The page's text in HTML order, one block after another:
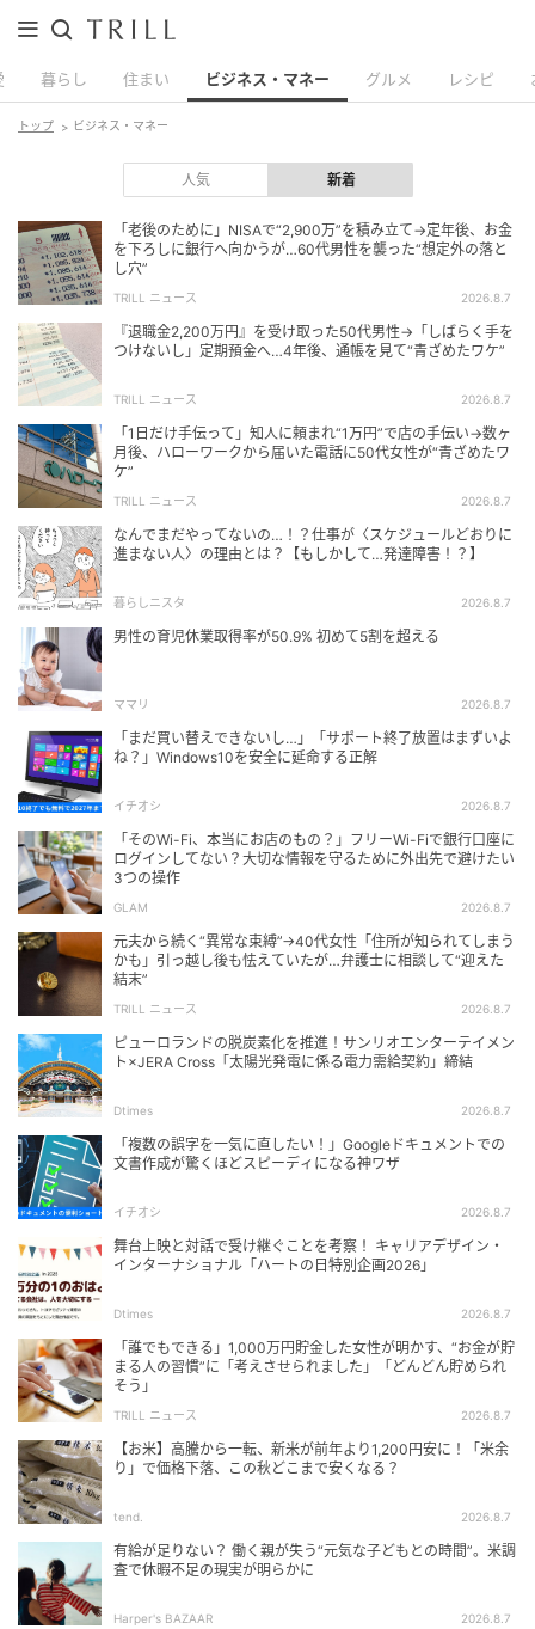
暮らし 住まい ビジネス・マネー グルメ レシピ
トップ ビジネス・マネー
人気 新着
「老後のために」NISAで“2,900万”を積み立て→定年後、お金
を下ろしに銀行へ向かうが…60代男性を襲った“想定外の落と
し穴”
TRILL ニュース 2026.8.7
『退職金2,200万円』を受け取った50代男性→「しばらく手を
つけないし」定期預金へ…4年後、通帳を見て“青ざめたワケ”
TRILL ニュース 2026.8.7
「1日だけ手伝って」知人に頼まれ“1万円”で店の手伝い→数ヶ
月後、ハローワークから届いた電話に50代女性が“青ざめたワ
ケ”
TRILL ニュース 2026.8.7
なんでまだやってないの…！？仕事が〈スケジュールどおりに
進まない人〉の理由とは？【もしかして…発達障害！？】
暮らしニスタ 2026.8.7
男性の育児休業取得率が50.9% 初めて5割を超える
ママリ 2026.8.7
「まだ買い替えできないし…」「サポート終了放置はまずいよ
ね？」Windows10を安全に延命する正解
イチオシ 2026.8.7
「そのWi-Fi、本当にお店のもの？」フリーWi-Fiで銀行口座に
ログインしてない？大切な情報を守るために外出先で避けたい
3つの操作
GLAM 2026.8.7
元夫から続く“異常な束縛”→40代女性「住所が知られてしまう
かも」引っ越し後も怯えていたが…弁護士に相談して“迎えた
結末”
TRILL ニュース 2026.8.7
ピューロランドの脱炭素化を推進！サンリオエンターテイメン
ト×JERA Cross「太陽光発電に係る電力需給契約」締結
Dtimes 2026.8.7
「複数の誤字を一気に直したい！」Googleドキュメントでの
文書作成が驚くほどスピーディになる神ワザ
イチオシ 2026.8.7
舞台上映と対話で受け継ぐことを考察！ キャリアデザイン・
インターナショナル「ハートの日特別企画2026」
Dtimes 2026.8.7
「誰でもできる」1,000万円貯金した女性が明かす、“お金が貯
まる人の習慣”に「考えさせられました」「どんどん貯められ
そう」
TRILL ニュース 2026.8.7
【お米】高騰から一転、新米が前年より1,200円安に！「米余
り」で価格下落、この秋どこまで安くなる？
tend. 2026.8.7
有給が足りない？ 働く親が失う“元気な子どもとの時間”。米調
査で休暇不足の現実が明らかに
Harper's BAZAAR 2026.8.7